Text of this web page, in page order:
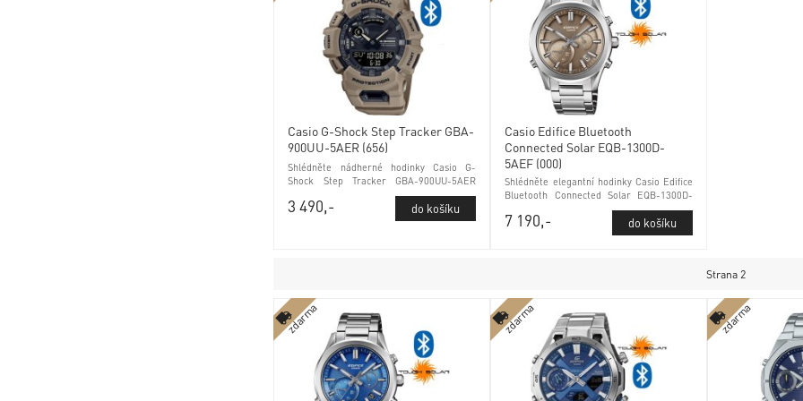
Casio G-Shock Step Tracker GBA-
900UU-5AER (656)
Shlédněte nádherné hodinky Casio G-
Shock Step Tracker GBA-900UU-5AER
(656) tichý režim a minerálním sklem
3 490,-
Casio Edifice Bluetooth
Connected Solar EQB-1300D-
5AEF (000)
Shlédněte elegantní hodinky Casio Edifice
Bluetooth Connected Solar EQB-1300D-
5AEF (000) kontrola stavu baterie
antireflexní sklo
7 190,-
Strana 2
zdarma zdarma zdarma